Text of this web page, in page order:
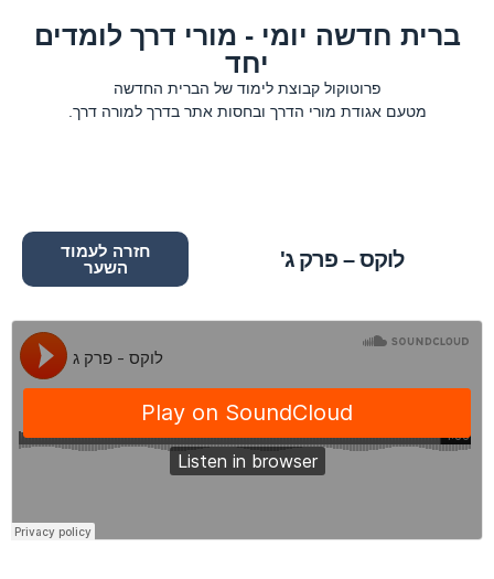
ברית חדשה יומי - מורי דרך לומדים
יחד
פרוטוקול קבוצת לימוד של הברית החדשה
מטעם אגודת מורי הדרך ובחסות אתר בדרך למורה דרך.
לוקס – פרק ג'
חזרה לעמוד
השער